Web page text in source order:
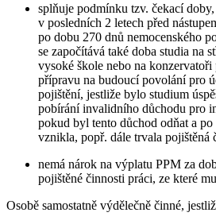
splňuje podmínku tzv. čekací
v posledních 2 letech před
po dobu 270 dnů nemocenského
se započítává také doba studia na
vysoké škole nebo na konzervatoři
přípravu na budoucí povolání pro
pojištění, jestliže bylo studium
pobírání invalidního důchodu pro
pokud byl tento důchod odňat a
vznikla, popř. dále trvala pojištěná
nemá nárok na výplatu PPM za
pojištěné činnosti práci, ze které
Osobě samostatně výdělečně činné,